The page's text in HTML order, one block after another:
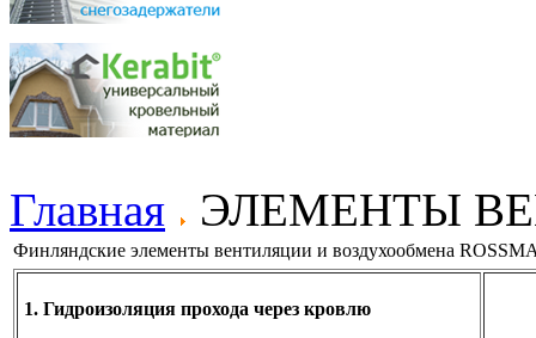
Главная ЭЛЕМЕНТЫ
Финляндские элементы вентиляции и воздухообмена
1. Гидроизоляция прохода через кровлю